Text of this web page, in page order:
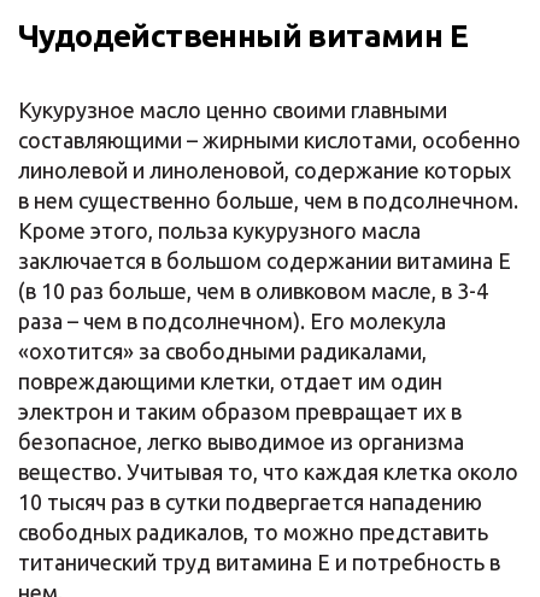
Чудодейственный витамин E
Кукурузное масло ценно своими главными
составляющими – жирными кислотами, особенно
линолевой и линоленовой, содержание которых
в нем существенно больше, чем в подсолнечном.
Кроме этого, польза кукурузного масла
заключается в большом содержании витамина Е
(в 10 раз больше, чем в оливковом масле, в 3-4
раза – чем в подсолнечном). Его молекула
«охотится» за свободными радикалами,
повреждающими клетки, отдает им один
электрон и таким образом превращает их в
безопасное, легко выводимое из организма
вещество. Учитывая то, что каждая клетка около
10 тысяч раз в сутки подвергается нападению
свободных радикалов, то можно представить
титанический труд витамина E и потребность в
нем.